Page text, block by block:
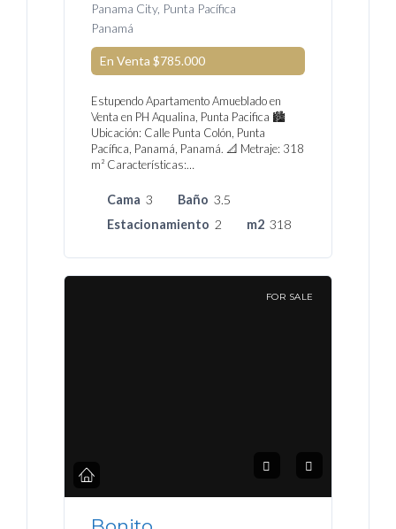
Panama City, Punta Pacífica
Panamá
En Venta$785.000
Estupendo Apartamento Amueblado en
Venta en PH Aqualina, Punta Pacifica 🏙️
Ubicación: Calle Punta Colón, Punta
Pacífica, Panamá, Panamá. 📐 Metraje: 318
m² Características:…
Cama 3 Baño 3.5
Estacionamiento 2 m2 318
FOR SALE